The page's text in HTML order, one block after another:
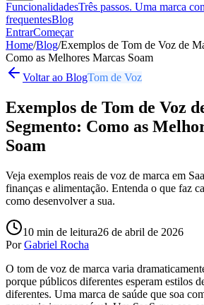
FuncionalidadesTrês passos. Uma marca
frequentesBlog
EntrarComeçar
Home/Blog/Exemplos de Tom de Voz de
Como as Melhores Marcas Soam
Voltar ao BlogTom de Voz
Exemplos de Tom de Voz
Segmento: Como as
Soam
Veja exemplos reais de voz de marca em
finanças e alimentação. Entenda o que faz
como desenvolver a sua.
10 min de leitura26 de abril de 2026
Por Gabriel Rocha
O tom de voz de marca varia
porque públicos diferentes esperam estilos
diferentes. Uma marca de saúde que soa